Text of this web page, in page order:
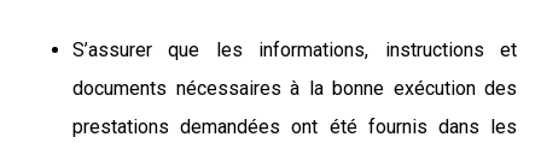
S’assurer que les informations, instructions et
documents nécessaires à la bonne exécution des
prestations demandées ont été fournis dans les